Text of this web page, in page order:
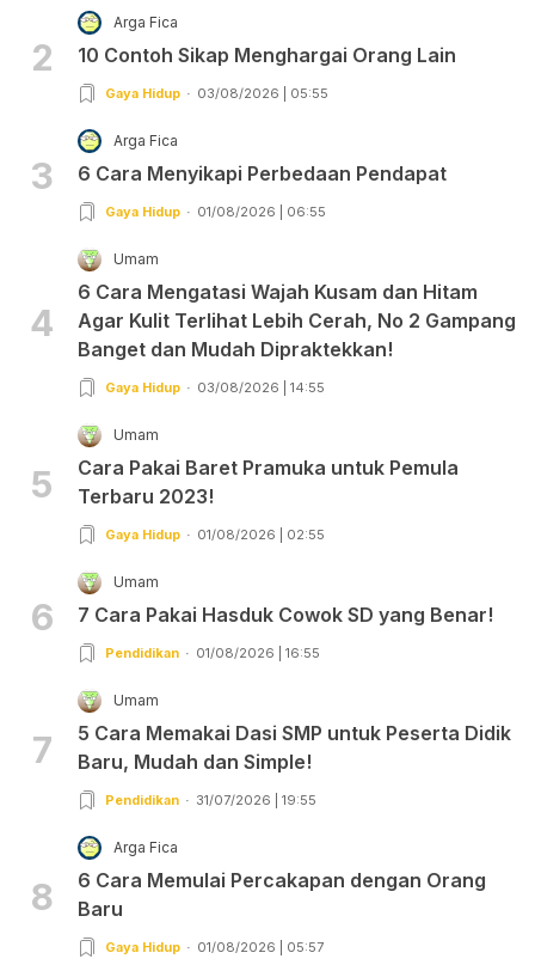
2
Arga Fica
10 Contoh Sikap Menghargai Orang Lain
Gaya Hidup 03/08/2026 | 05:55
3
Arga Fica
6 Cara Menyikapi Perbedaan Pendapat
Gaya Hidup 01/08/2026 | 06:55
4
Umam
6 Cara Mengatasi Wajah Kusam dan Hitam
Agar Kulit Terlihat Lebih Cerah, No 2 Gampang
Banget dan Mudah Dipraktekkan!
Gaya Hidup 03/08/2026 | 14:55
5
Umam
Cara Pakai Baret Pramuka untuk Pemula
Terbaru 2023!
Gaya Hidup 01/08/2026 | 02:55
6
Umam
7 Cara Pakai Hasduk Cowok SD yang Benar!
Pendidikan 01/08/2026 | 16:55
7
Umam
5 Cara Memakai Dasi SMP untuk Peserta Didik
Baru, Mudah dan Simple!
Pendidikan 31/07/2026 | 19:55
8
Arga Fica
6 Cara Memulai Percakapan dengan Orang
Baru
Gaya Hidup 01/08/2026 | 05:57